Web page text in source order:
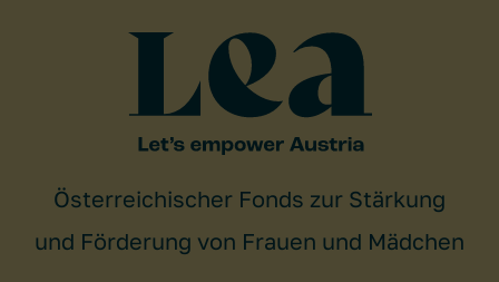
Österreichischer Fonds zur Stärkung
und Förderung von Frauen und Mädchen